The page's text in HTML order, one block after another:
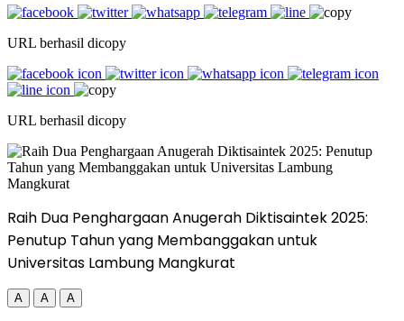
URL berhasil dicopy
URL berhasil dicopy
Raih Dua Penghargaan Anugerah Diktisaintek 2025:
Penutup Tahun yang Membanggakan untuk
Universitas Lambung Mangkurat
A A A